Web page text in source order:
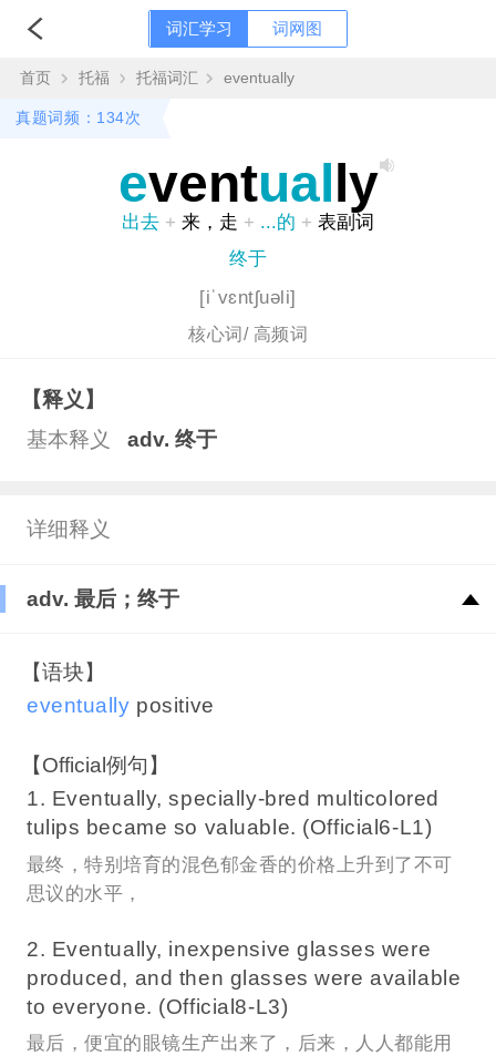
词汇学习 词网图
首页 托福 托福词汇 eventually
真题词频：134次
eventual ly
出去 + 来，走 + ...的 + 表副词
终于
[iˈvɛntʃuəli]
核心词/ 高频词
【释义】
基本释义
adv. 终于
详细释义
adv. 最后；终于
【语块】
eventually positive
【Official例句】
1. Eventually, specially-bred multicolored
tulips became so valuable. (Official6-L1)
最终，特别培育的混色郁金香的价格上升到了不可
思议的水平，
2. Eventually, inexpensive glasses were
produced, and then glasses were available
to everyone. (Official8-L3)
最后，便宜的眼镜生产出来了，后来，人人都能用